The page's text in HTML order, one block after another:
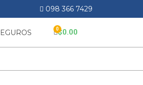
098 366 7429
$0.00